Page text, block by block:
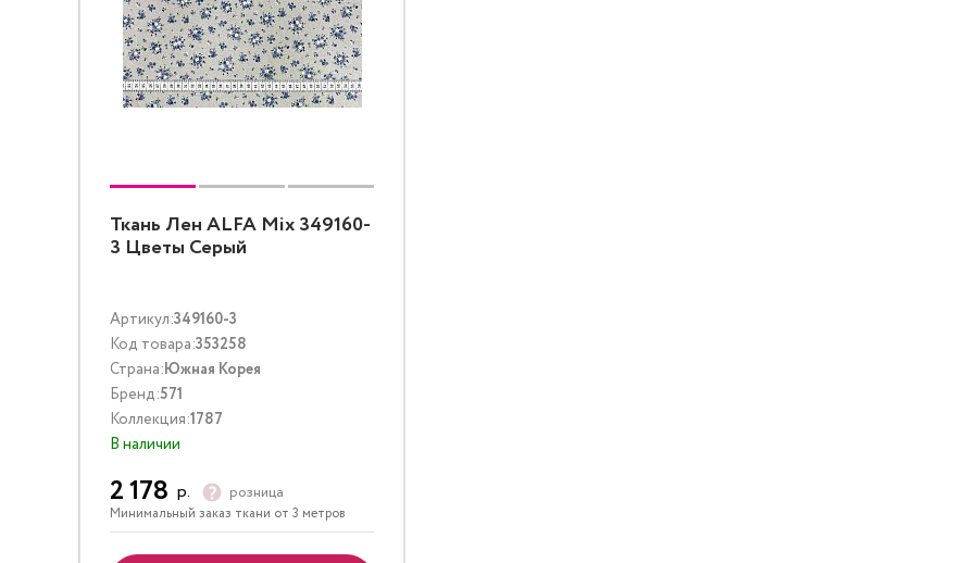
Ткань Лен ALFA Mix 349160-
3 Цветы Серый
Артикул:349160-3
Код товара:353258
Страна:Южная Корея
Бренд:571
Коллекция:1787
В наличии
2 178 р. розница
Минимальный заказ ткани от 3 метров